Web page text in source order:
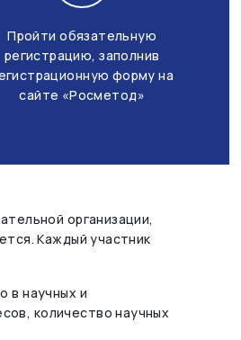
Пройти обязательную
регистрацию, заполнив
форму на
сайте «Росметод»
организации,
Каждый участник
в научных и
количество научных